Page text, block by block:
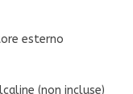
esterno
(non incluse)